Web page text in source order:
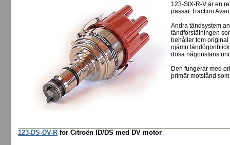
123-SIX-R-V är en
passar Traction
Andra tändsystem
tändförstälningen
behåller tom original
ojämn
dosa någonstans
Den fungerar med
primär motstånd
123-DS-DV-R for Citroën ID/DS med DV motor